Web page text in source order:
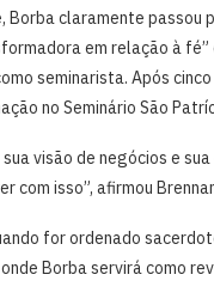
Borba claramente passou
em relação à fé”
seminarista. Após
no Seminário São
visão de negócios e
com isso”, afirmou
for ordenado
Borba servirá como